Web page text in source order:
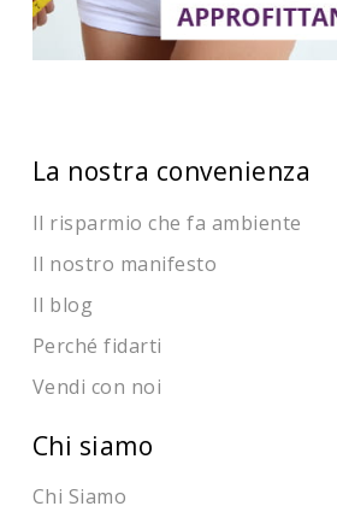
La nostra convenienza
Il risparmio che fa ambiente
Il nostro manifesto
Il blog
Perché fidarti
Vendi con noi
Chi siamo
Chi Siamo